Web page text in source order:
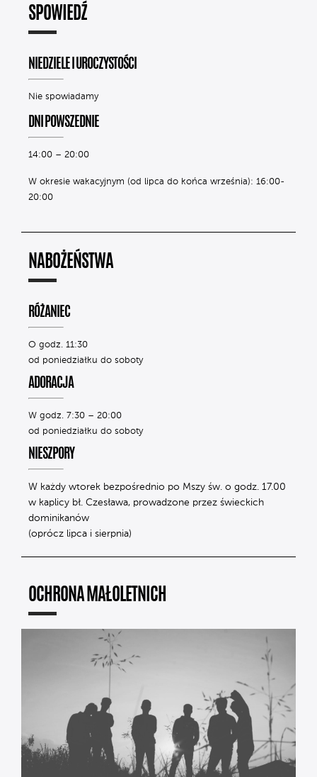
SPOWIEDŹ
NIEDZIELE I UROCZYSTOŚCI
Nie spowiadamy
DNI POWSZEDNIE
14:00 – 20:00
W okresie wakacyjnym (od lipca do końca września): 16:00-
20:00
NABOŻEŃSTWA
RÓŻANIEC
O godz. 11:30
od poniedziałku do soboty
ADORACJA
W godz. 7:30 – 20:00
od poniedziałku do soboty
NIESZPORY
W każdy wtorek bezpośrednio po Mszy św. o godz. 17.00
w kaplicy bł. Czesława, prowadzone przez świeckich
dominikanów
(oprócz lipca i sierpnia)
OCHRONA MAŁOLETNICH